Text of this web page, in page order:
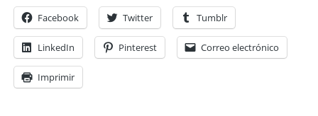
Facebook Twitter Tumblr
LinkedIn Pinterest Correo electrónico
Imprimir